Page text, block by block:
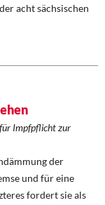
der acht sächsischen
Impfpflicht zur
der
und für eine
fordert sie als